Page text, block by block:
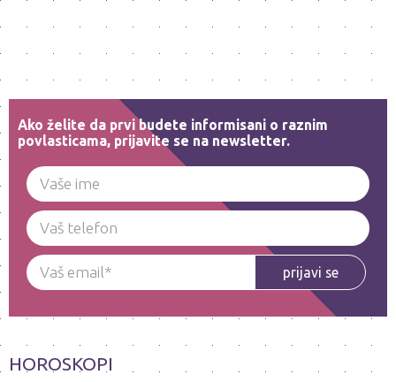
Ako želite da prvi budete informisani o raznim
povlasticama, prijavite se na newsletter.
prijavi se
HOROSKOPI